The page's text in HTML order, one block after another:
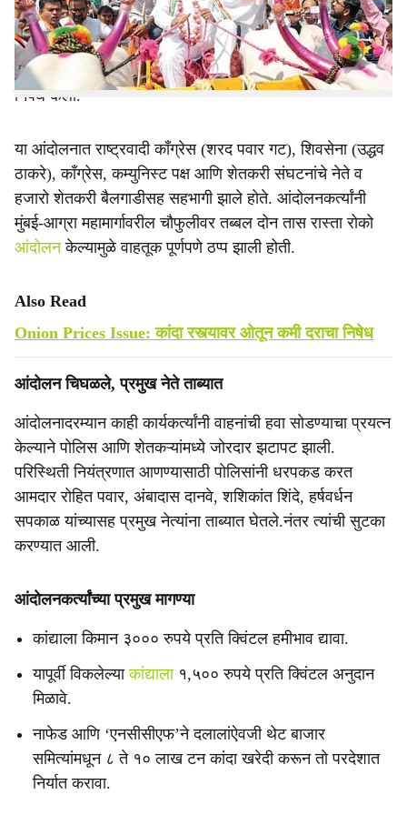
e
उत्पादक शेतकरी क्रांती महामोर्चा’ काढण्यात आला. भर उन्हात
निघालेल्या या मोर्चात संतप्त शेतकऱ्यांनी रस्त्यावर कांदा ओतून आणि
गळ्यात कांद्याच्या माळा घालून सरकारच्या शेतकरीविरोधी धोरणांचा
निषेध केला.
या आंदोलनात राष्ट्रवादी काँग्रेस (शरद पवार गट), शिवसेना (उद्धव
ठाकरे), काँग्रेस, कम्युनिस्ट पक्ष आणि शेतकरी संघटनांचे नेते व
हजारो शेतकरी बैलगाडीसह सहभागी झाले होते. आंदोलनकर्त्यांनी
मुंबई-आग्रा महामार्गावरील चौफुलीवर तब्बल दोन तास रास्ता रोको
आंदोलनकेल्यामुळे वाहतूक पूर्णपणे ठप्प झाली होती.
Also Read
Onion Prices Issue: कांदा रस्त्यावर ओतून कमी दराचा निषेध
आंदोलन चिघळले, प्रमुख नेते ताब्यात
आंदोलनादरम्यान काही कार्यकर्त्यांनी वाहनांची हवा सोडण्याचा प्रयत्न
केल्याने पोलिस आणि शेतकऱ्यांमध्ये जोरदार झटापट झाली.
परिस्थिती नियंत्रणात आणण्यासाठी पोलिसांनी धरपकड करत
आमदार रोहित पवार, अंबादास दानवे, शशिकांत शिंदे, हर्षवर्धन
सपकाळ यांच्यासह प्रमुख नेत्यांना ताब्यात घेतले.नंतर त्यांची सुटका
करण्यात आली.
आंदोलनकर्त्यांच्या प्रमुख मागण्या
कांद्याला किमान ३००० रुपये प्रति क्विंटल हमीभाव द्यावा.
यापूर्वी विकलेल्याकांद्याला १,५०० रुपये प्रति क्विंटल अनुदान
मिळावे.
नाफेड आणि ‘एनसीसीएफ’ने दलालांऐवजी थेट बाजार
समित्यांमधून ८ ते १० लाख टन कांदा खरेदी करून तो परदेशात
निर्यात करावा.